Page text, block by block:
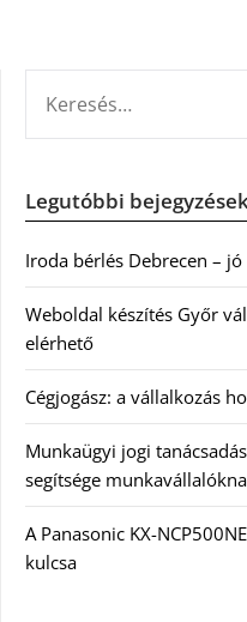
Legutóbbi
Iroda bérlés Debrecen –
Weboldal készítés Győr
elérhető
Cégjogász: a vállalkozás
Munkaügyi jogi
segítsége
A Panasonic KX-
kulcsa